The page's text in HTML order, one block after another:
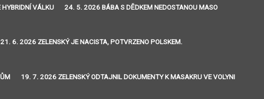
VÁLKU 24. 5. 2026 BÁBA S DĚDKEM NEDOSTANOU MASO
21. 6. 2026 ZELENSKÝ JE NACISTA, POTVRZENO POLSKEM.
19. 7. 2026 ZELENSKÝ ODTAJNIL DOKUMENTY K MASAKRU VE VOLYNI